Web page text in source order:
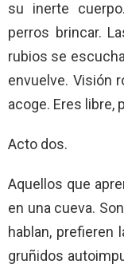
su inerte
perros brincar.
rubios se
envuelve. Visión
acoge. Eres libre,
Acto dos.
Aquellos que
en una cueva.
hablan, prefieren
gruñidos